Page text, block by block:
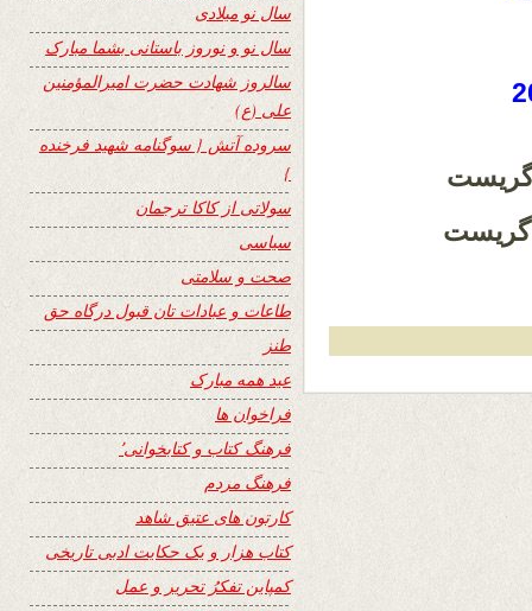
گریست
گریست
سال نو میلادی
سال نو و نوروز باستانی بشما مبارک
سالروز شهادت حضرت امیرالمؤمنین
علی (ع)
سروده آتش { سوگنامه شهید فرخنده
}
سولاتی از کاکا ترجمان
سیاسی
صحت و سلامتی
طاعات و عبادات تان قبول درگاه حق
طنز
عید همه مبارک
فراخوان ها
فرهنگ کتاب و کتابخوانی٬
فرهنگ مردم
کارتون های عتیق شاهد
کتاب هزار و یک حکایت ادبی تاریخی
کمپاین تفکرُ تحریر و عمل